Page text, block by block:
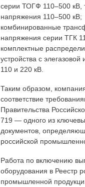
серии ТОГФ 110–500 кВ,
напряжения 110–500 кВ;
комбинированные
напряжения серии ТГК
комплектные
устройства с
110 и 220 кВ.
Таким образом,
соответствие
Правительства
719 — одного из
документов,
российской
Работа по включению
оборудования в Реестр
промышленной